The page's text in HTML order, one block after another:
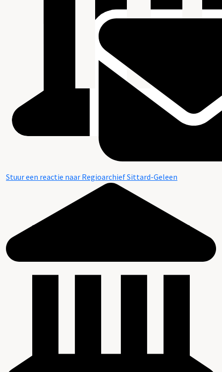
Stuur een reactie naar Regioarchief Sittard-Geleen